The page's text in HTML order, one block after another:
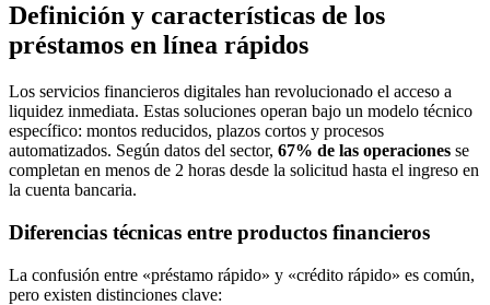
Definición y características de los
préstamos en línea rápidos
Los servicios financieros digitales han revolucionado el acceso a
liquidez inmediata. Estas soluciones operan bajo un modelo técnico
específico: montos reducidos, plazos cortos y procesos
automatizados. Según datos del sector, 67% de las operaciones se
completan en menos de 2 horas desde la solicitud hasta el ingreso en
la cuenta bancaria.
Diferencias técnicas entre productos financieros
La confusión entre «préstamo rápido» y «crédito rápido» es común,
pero existen distinciones clave: